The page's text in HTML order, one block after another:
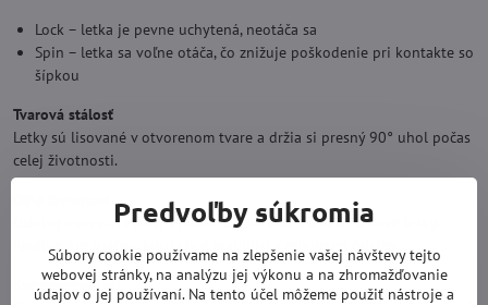
Lock – letka je pevne uchytená, neotáča sa
Spin – letka sa voľne otáča, čo znižuje poškodenie pri kontakte so
šípkou
Tvarová stálosť
Letky sú lisované v otvorenom tvare a držia si presný 90° uhol počas
celej životnosti.
Odolný materiál vydrží výrazne dlhšie ako klasické fóliové letky.
Ideálne pre hráčov, ktorí chcú stabilitu a minimum údržby.
Konzistentný let
Predvoľby súkromia
Súbory cookie používame na zlepšenie vašej návštevy tejto
webovej stránky, na analýzu jej výkonu a na zhromažďovanie
údajov o jej používaní. Na tento účel môžeme použiť nástroje a